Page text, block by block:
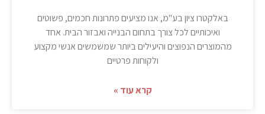
באלקטרו ציון בע"מ, אנו מציעים פתרונות חכמים, פשוטים
ואיכותיים לכל צורך בתחום הבנייה ואבזור הבית. אחד
מהמוצרים הנפוצים והיעילים ביותר שמשמשים אנשי מקצוע
ולקוחות פרטיים
קרא עוד »